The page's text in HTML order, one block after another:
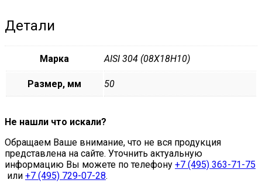
Детали
Марка AISI 304 (08Х18Н10)
Размер, мм 50
Не нашли что искали?
Обращаем Ваше внимание, что не вся продукция
представлена на сайте. Уточнить актуальную
информацию Вы можете по телефону +7 (495) 363-71-75
или +7 (495) 729-07-28.